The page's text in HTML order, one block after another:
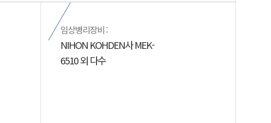
임상병리장비 :
NIHON KOHDEN사 MEK-
6510 외 다수